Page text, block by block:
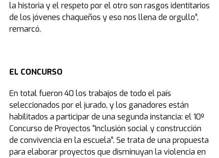
la historia y el respeto por el otro son rasgos identitarios
de los jóvenes chaqueños y eso nos llena de orgullo”,
remarcó.
EL CONCURSO
En total fueron 40 los trabajos de todo el país
seleccionados por el jurado, y los ganadores están
habilitados a participar de una segunda instancia: el 10º
Concurso de Proyectos “Inclusión social y construcción
de convivencia en la escuela”. Se trata de una propuesta
para elaborar proyectos que disminuyan la violencia en